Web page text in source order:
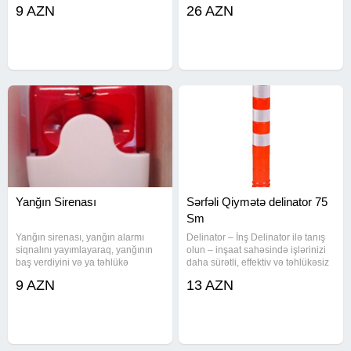
sakinləri, həm də təhlükəsizlik və
9 AZN
homogenizasiyası üçün istifadə
26 AZN
Yanğın Sirenası
Yanğın sirenası, yanğın alarmı
siqnalını yayımlayaraq, yanğının
baş verdiyini və ya təhlükə
düzəldilməsi bir neçə formada ola
9 AZN
Sərfəli Qiymətə delinator 75
Sm
Delinator – İnş Delinator ilə tanış
olun – inşaat sahəsində işlərinizi
daha sürətli, effektiv və təhlükəsiz
məhsulumuz! Yüksək Keyfiyyət:
13 AZN